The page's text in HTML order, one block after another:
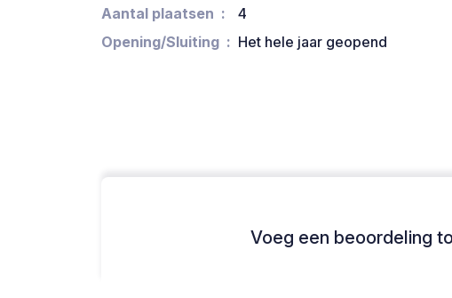
Aantal plaatsen
4
Opening/Sluiting
Het hele jaar geopend
Voeg een beoordeling